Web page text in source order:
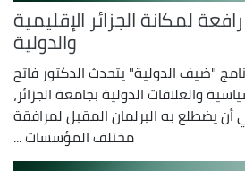
لمكانة الجزائر الإقليمية
والدولية
"ضيف الدولية" يتحدث الدكتور فاتح
والعلاقات الدولية بجامعة الجزائر،
أن يضطلع به البرلمان المقبل لمرافقة
مختلف المؤسسات ...